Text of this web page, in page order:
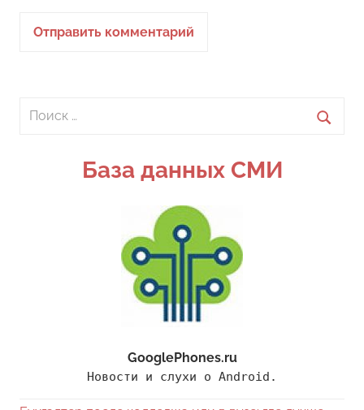
Поиск
База данных СМИ
GooglePhones.ru
Новости и слухи о Android.